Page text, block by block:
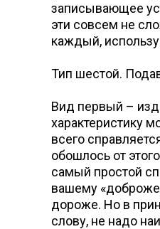
записывающее
эти совсем не
каждый,
Тип шестой.
Вид первый –
характеристику
всего
обошлось от
самый простой
вашему
дороже. Но в
слову, не надо